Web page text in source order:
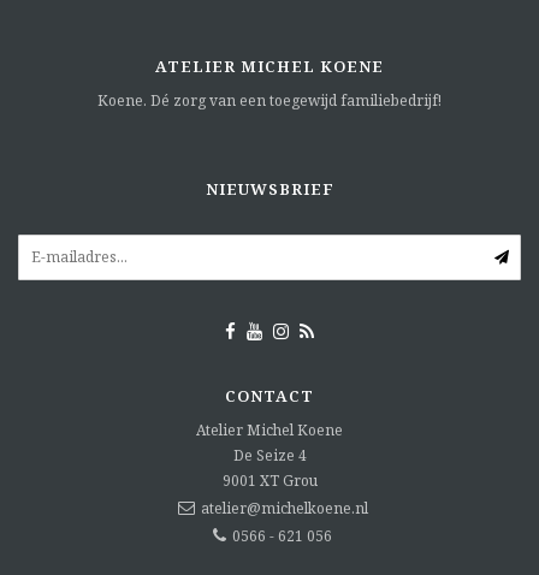
ATELIER MICHEL KOENE
Koene. Dé zorg van een toegewijd familiebedrijf!
NIEUWSBRIEF
CONTACT
Atelier Michel Koene
De Seize 4
9001 XT Grou
atelier@michelkoene.nl
0566 - 621 056